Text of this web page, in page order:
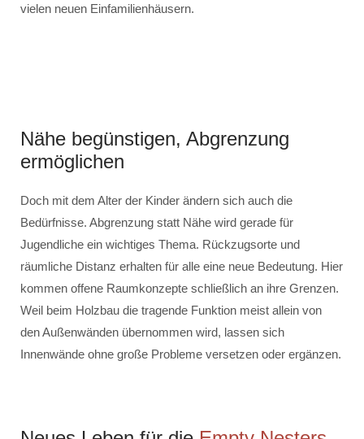
vielen neuen Einfamilienhäusern.
Nähe begünstigen, Abgrenzung
ermöglichen
Doch mit dem Alter der Kinder ändern sich auch die
Bedürfnisse. Abgrenzung statt Nähe wird gerade für
Jugendliche ein wichtiges Thema. Rückzugsorte und
räumliche Distanz erhalten für alle eine neue Bedeutung. Hier
kommen offene Raumkonzepte schließlich an ihre Grenzen.
Weil beim Holzbau die tragende Funktion meist allein von
den Außenwänden übernommen wird, lassen sich
Innenwände ohne große Probleme versetzen oder ergänzen.